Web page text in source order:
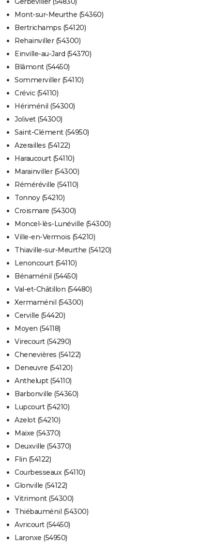
Mont-sur-Meurthe (54360)
Bertrichamps (54120)
Rehainviller (54300)
Einville-au-Jard (54370)
Blâmont (54450)
Sommerviller (54110)
Crévic (54110)
Hériménil (54300)
Jolivet (54300)
Saint-Clément (54950)
Azerailles (54122)
Haraucourt (54110)
Marainviller (54300)
Réméréville (54110)
Tonnoy (54210)
Croismare (54300)
Moncel-lès-Lunéville (54300)
Ville-en-Vermois (54210)
Thiaville-sur-Meurthe (54120)
Lenoncourt (54110)
Bénaménil (54450)
Val-et-Châtillon (54480)
Xermaménil (54300)
Cerville (54420)
Moyen (54118)
Virecourt (54290)
Chenevières (54122)
Deneuvre (54120)
Anthelupt (54110)
Barbonville (54360)
Lupcourt (54210)
Azelot (54210)
Maixe (54370)
Deuxville (54370)
Flin (54122)
Courbesseaux (54110)
Glonville (54122)
Vitrimont (54300)
Thiébauménil (54300)
Avricourt (54450)
Laronxe (54950)